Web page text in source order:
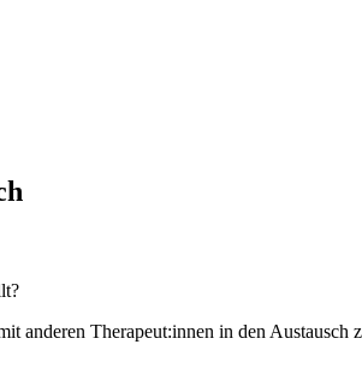
anderen Therapeut:innen in den